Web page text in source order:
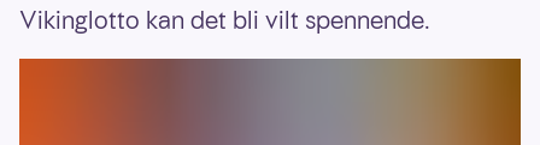
Vikinglotto kan det bli vilt spennende.